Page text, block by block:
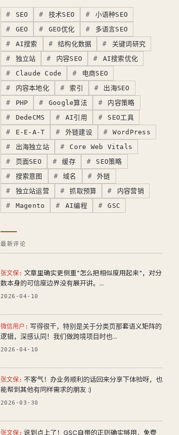
SEO 技术SEO
小语种SEO
GEO
GEO优化
多语言SEO
AI搜索
结构化数据
关键词研究
独立站
内容SEO
AI搜索优化
Claude Code
电商SEO
内容本地化
索引
出海SEO
PHP
Google算法
内容策略
DedeCMS
AI引用
SEO工具
E-E-A-T
外链建设
WordPress
出海独立站
Core Web Vitals
页面SEO
缓存
SEO策略
搜索意图
域名
外链
独立站运营
抓取预算
内容营销
Magento
AI编程 GSC
最新评论
张文保:
数本身的可信度边界没有展开讲。...
2026-04-10
微信用户:
逻辑，深感认同！我们做跨境项目时也...
2026-04-10
张文保:
能帮到其他有同样需求的朋友 :)
2026-03-30
张文保: